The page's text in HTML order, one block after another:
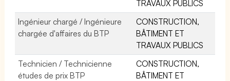
TRAVAUX PUBLICS
Ingénieur chargé / Ingénieure
chargée d'affaires du BTP
CONSTRUCTION,
BÂTIMENT ET
TRAVAUX PUBLICS
Technicien / Technicienne
études de prix BTP
CONSTRUCTION,
BÂTIMENT ET